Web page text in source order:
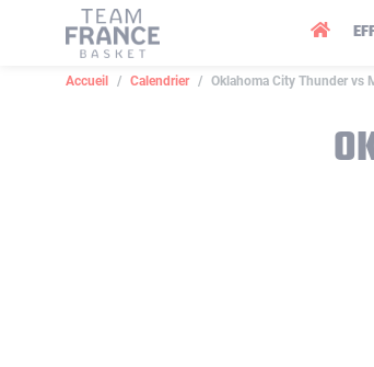
Accueil Calendrier Oklahoma City Thunder vs
Panneau de gestion des cookies